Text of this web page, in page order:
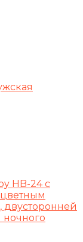
HB-24 с
двусторонней